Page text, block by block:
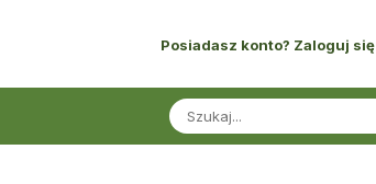
Posiadasz konto? Zaloguj się